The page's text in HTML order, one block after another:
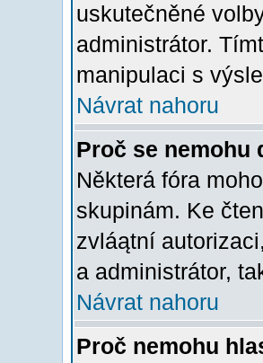
uskutečněné
administrátor.
manipulaci s
Návrat nahoru
Proč se nemohu
Některá fóra
skupinám. Ke
zvláątní
a administrátor,
Návrat nahoru
Proč nemohu